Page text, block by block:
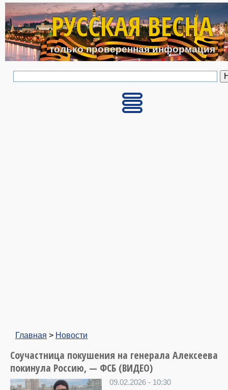
Перейти к основному
РУССКАЯ ВЕСНА
только проверенная информация
Главная > Новости
Соучастница покушения на генерала Алексеева
покинула Россию, — ФСБ (ВИДЕО)
09.02.2026 - 10:30